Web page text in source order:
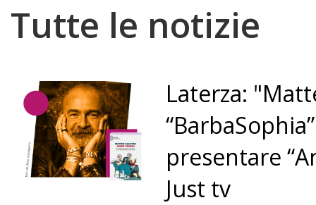
Tutte le notizie
Laterza:
presentare
Just tv